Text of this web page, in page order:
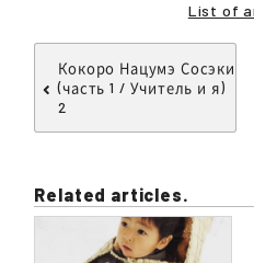
List of
Кокоро Нацумэ Сосэки
(часть 1 / Учитель и я)
2
Related articles.